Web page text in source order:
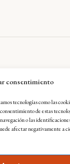
consentimiento
tecnologías como las
de estas
o las
afectar negativamente a
Aviso Legal·